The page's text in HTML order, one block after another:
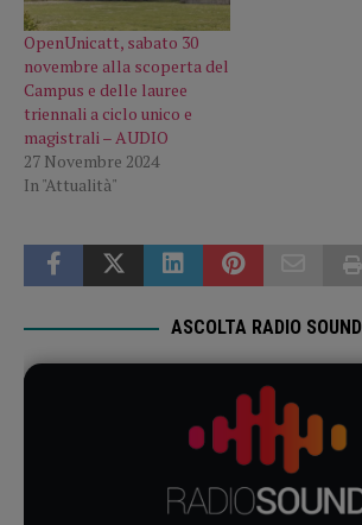
OpenUnicatt, sabato 30
novembre alla scoperta del
Campus e delle lauree
triennali a ciclo unico e
magistrali – AUDIO
27 Novembre 2024
In "Attualità"
ASCOLTA RADIO SOUND